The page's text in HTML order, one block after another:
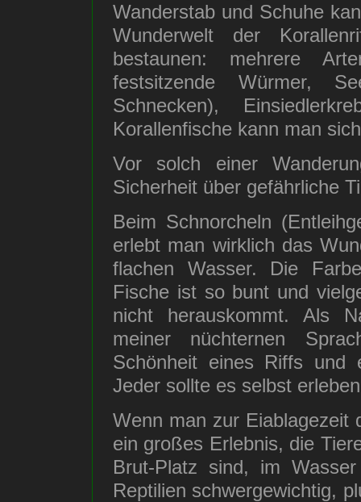
Wanderstab und Schuhe
Wunderwelt der
bestaunen: mehrere
festsitzende Würmer,
Schnecken),
Korallenfische kann man
Vor solch einer
Sicherheit über gefährliche
Beim Schnorcheln
erlebt man wirklich das
flachen Wasser. Die
Fische ist so bunt und
nicht herauskommt. Als
meiner nüchternen
Schönheit eines Riffs und
Jeder sollte es selbst
Wenn man zur Eiablagezeit
ein großes Erlebnis, die
Brut-Platz sind, im
Reptilien schwergewichtig,